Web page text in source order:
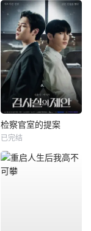
检察官室的提案
已完结